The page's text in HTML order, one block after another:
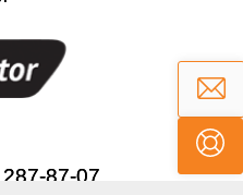
87-07